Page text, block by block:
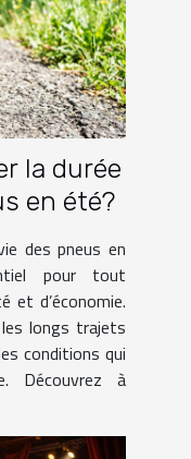
la durée
en été?
des pneus en
pour tout
et d’économie.
les longs trajets
conditions qui
Découvrez à